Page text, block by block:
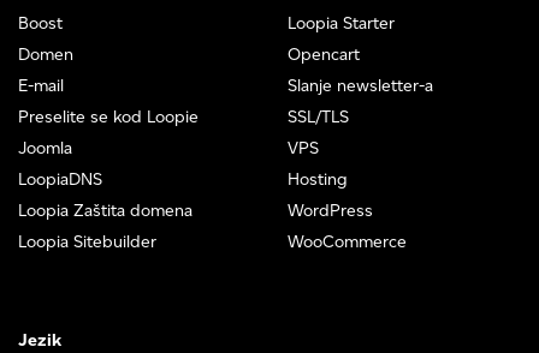
Boost
Domen
E-mail
Preselite se kod Loopie
Joomla
LoopiaDNS
Loopia Zaštita domena
Loopia Sitebuilder
Loopia Starter
Opencart
Slanje newsletter-a
SSL/TLS
VPS
Hosting
WordPress
WooCommerce
Jezik